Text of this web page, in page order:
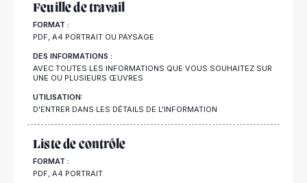
Feuille de travail
PDF, A4 PORTRAIT OU PAYSAGE
FORMAT :
AVEC TOUTES LES INFORMATIONS QUE VOUS SOUHAITEZ SUR
UNE OU PLUSIEURS ŒUVRES
DES INFORMATIONS :
D'ENTRER DANS LES DÉTAILS DE L'INFORMATION
UTILISATION:
Liste de contrôle
PDF, A4 PORTRAIT
FORMAT :